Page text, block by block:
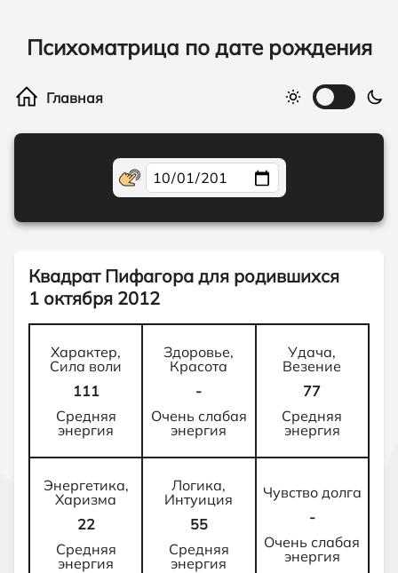
Психоматрица по дате рождения
Квадрат Пифагора для родившихся
1 октября 2012
Характер,
Сила воли
111
Средняя
энергия
Здоровье,
Красота
-
Очень слабая
энергия
Удача,
Везение
77
Средняя
энергия
Энергетика,
Харизма
22
Средняя
энергия
Логика,
Интуиция
55
Средняя
энергия
Чувство долга
-
Очень слабая
энергия